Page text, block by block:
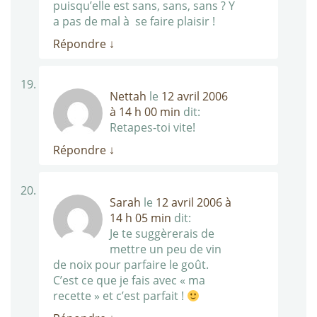
puisqu’elle est sans, sans, sans ? Y
a pas de mal à se faire plaisir !
Répondre ↓
Nettah le 12 avril 2006
à 14 h 00 min dit:
Retapes-toi vite!
Répondre ↓
Sarah le 12 avril 2006 à
14 h 05 min dit:
Je te suggèrerais de
mettre un peu de vin
de noix pour parfaire le goût.
C’est ce que je fais avec « ma
recette » et c’est parfait !